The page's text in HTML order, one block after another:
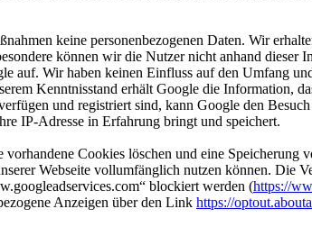
keine personenbezogenen Daten. Wir
können wir die Nutzer nicht anhand
auf. Wir haben keinen Einfluss auf den Umfang
Kenntnisstand erhält Google die Information,
und registriert sind, kann Google den
IP-Adresse in Erfahrung bringt und speichert.
Cookies löschen und eine
Webseite vollumfänglich nutzen können. Die
blockiert werden (https://
Anzeigen über den Link https://